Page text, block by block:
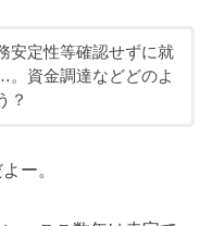
安定性等確認せずに就
資金調達などどのよ
？
ー。